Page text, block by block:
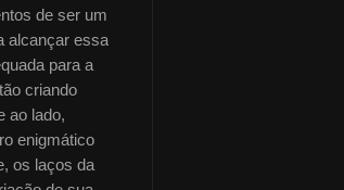
de ser um
alcançar essa
para a
criando
ao lado,
enigmático
os laços da